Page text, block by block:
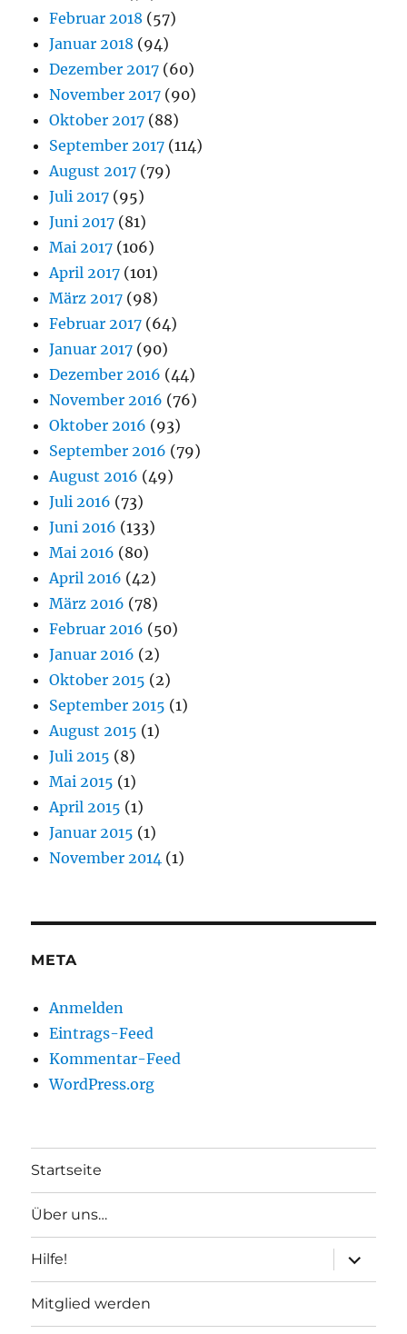
Februar 2018 (57)
Januar 2018 (94)
Dezember 2017 (60)
November 2017 (90)
Oktober 2017 (88)
September 2017 (114)
August 2017 (79)
Juli 2017 (95)
Juni 2017 (81)
Mai 2017 (106)
April 2017 (101)
März 2017 (98)
Februar 2017 (64)
Januar 2017 (90)
Dezember 2016 (44)
November 2016 (76)
Oktober 2016 (93)
September 2016 (79)
August 2016 (49)
Juli 2016 (73)
Juni 2016 (133)
Mai 2016 (80)
April 2016 (42)
März 2016 (78)
Februar 2016 (50)
Januar 2016 (2)
Oktober 2015 (2)
September 2015 (1)
August 2015 (1)
Juli 2015 (8)
Mai 2015 (1)
April 2015 (1)
Januar 2015 (1)
November 2014 (1)
META
Anmelden
Eintrags-Feed
Kommentar-Feed
WordPress.org
Startseite
Über uns…
Hilfe!
anzeigen
Mitglied werden